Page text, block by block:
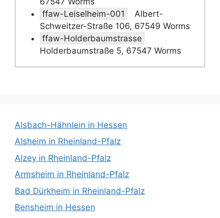
ffaw-Leiselheim-001
Albert-
Schweitzer-Straße 106, 67549 Worms
ffaw-Holderbaumstrasse
Holderbaumstraße 5, 67547 Worms
Alsbach-Hähnlein in Hessen
Alsheim in Rheinland-Pfalz
Alzey in Rheinland-Pfalz
Armsheim in Rheinland-Pfalz
Bad Dürkheim in Rheinland-Pfalz
Bensheim in Hessen